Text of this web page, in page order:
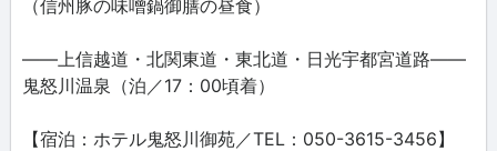
（信州豚の味噌鍋御膳の昼食）
――上信越道・北関東道・東北道・日光宇都宮道路――
鬼怒川温泉（泊／17：00頃着）
【宿泊：ホテル鬼怒川御苑／TEL：050-3615-3456】